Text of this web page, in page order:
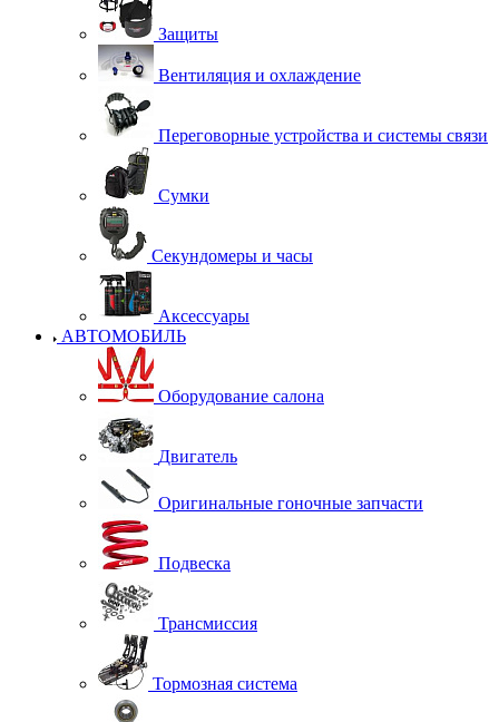
Защиты
Вентиляция и охлаждение
Переговорные устройства и системы связи
Сумки
Секундомеры и часы
Аксессуары
АВТОМОБИЛЬ
Оборудование салона
Двигатель
Оригинальные гоночные запчасти
Подвеска
Трансмиссия
Тормозная система